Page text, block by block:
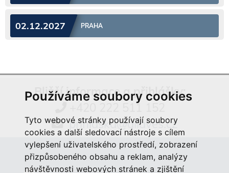
Používáme soubory cookies
Tyto webové stránky používají soubory
cookies a další sledovací nástroje s cílem
vylepšení uživatelského prostředí, zobrazení
přizpůsobeného obsahu a reklam, analýzy
návštěvnosti webových stránek a zjištění
02.12.2027 PRAHA
Bližší informace a přihlášky:
+420 222 511 152
prihlaska@aliaves.cz